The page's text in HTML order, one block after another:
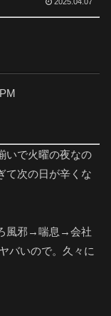
いで火曜の夜なの
て次の日が辛くな
風邪→喘息→会社
バいので。久々に